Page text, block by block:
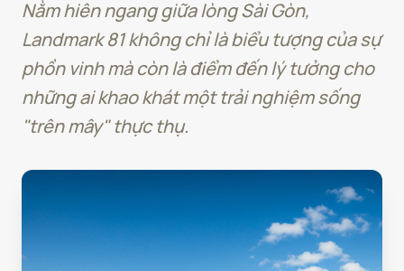
Nằm hiên ngang giữa lòng Sài Gòn,
Landmark 81 không chỉ là biểu tượng của sự
phồn vinh mà còn là điểm đến lý tưởng cho
những ai khao khát một trải nghiệm sống
"trên mây" thực thụ.